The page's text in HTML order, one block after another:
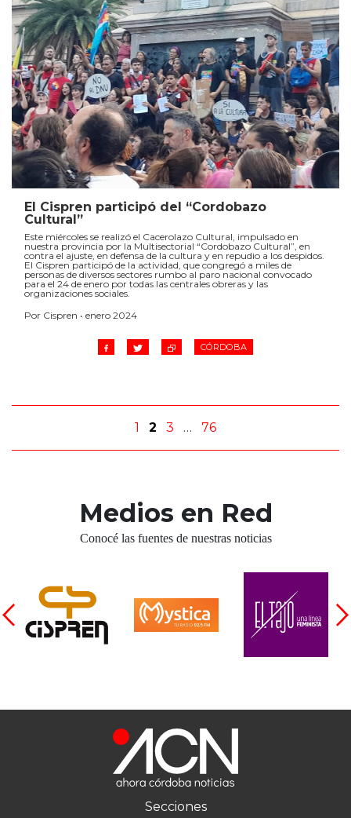
El Cispren participó del “Cordobazo
Cultural”
Este miércoles se realizó el Cacerolazo Cultural, impulsado en
nuestra provincia por la Multisectorial “Cordobazo Cultural”, en
contra el ajuste, en defensa de la cultura y en repudio a los despidos.
El Cispren participó de la actividad, que congregó a miles de
personas de diversos sectores rumbo al paro nacional convocado
para el 24 de enero por todas las centrales obreras y las
organizaciones sociales.
Por Cispren • enero 2024
CÓRDOBA
1 2 3 … 76
Medios en Red
Conocé las fuentes de nuestras noticias
Secciones